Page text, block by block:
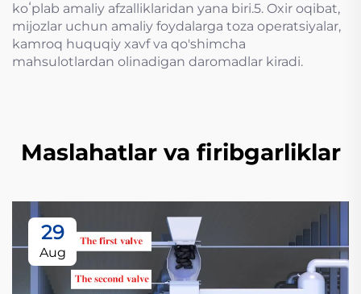
koʻplab amaliy afzalliklaridan yana biri.5. Oxir oqibat,
mijozlar uchun amaliy foydalarga toza operatsiyalar,
kamroq huquqiy xavf va qo'shimcha
mahsulotlardan olinadigan daromadlar kiradi.
Maslahatlar va firibgarliklar
29
Aug